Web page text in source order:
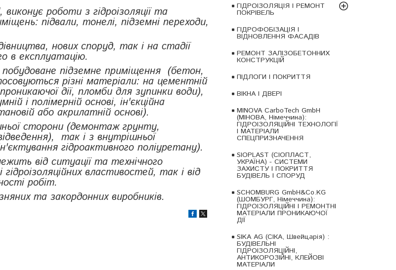
ГІДРОІЗОЛЯЦІЯ І РЕМОНТ
ПОКРІВЕЛЬ
ГІДРОФОБІЗАЦІЯ І
ВІДНОВЛЕННЯ ФАСАДІВ
РЕМОНТ ЗАЛІЗОБЕТОННИХ
КОНСТРУКЦІЙ
ПІДЛОГИ І ПОКРИТТЯ
ВІКНА І ДВЕРІ
MINOVA CarboTech GmbH
(МІНОВА, Німеччина):
ГІДРОІЗОЛЯЦІЙНІ ТЕХНОЛОГІЇ
І МАТЕРІАЛИ
СПЕЦПРИЗНАЧЕННЯ
SIOPLAST (СІОПЛАСТ,
УКРАЇНА) - СИСТЕМИ
ЗАХИСТУ І ПОКРИТТЯ
БУДІВЕЛЬ І СПОРУД
SCHOMBURG GmbH&Co.KG
(ШОМБУРГ, Німеччина):
ГІДРОІЗОЛЯЦІЙНІ І РЕМОНТНІ
МАТЕРІАЛИ ПРОНИКАЮЧОЇ
ДІЇ
SIKA AG (СІКА, Швейцарія) :
БУДІВЕЛЬНІ
ГІДРОІЗОЛЯЦІЙНІ,
АНТИКОРОЗІЙНІ, КЛЕЙОВІ
МАТЕРІАЛИ
роботи з гідроізоляції та
підвали, тонелі, підземні переходи,
нових споруд, так і на стадії
в експлуатацію.
підземне приміщення (бетон,
різні матеріали: на цементній
проникаючої дії, пломби для зупинки води),
і полімерній основі, ін'єкційна
або акрилатній основі).
сторони (демонтаж грунту,
так і з внутрішньої
гідроактивного поліуретану).
від ситуації та технічного
властивостей, так і від
робіт.
та закордонних виробників.